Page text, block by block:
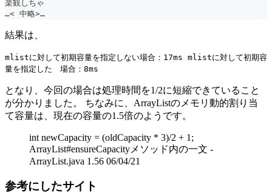
楽観しちゃ
…< 中略>…
結果は、
mlistに対して初期容量を指定しない場合：17ms mlistに対して初期容
量を指定した 場合：8ms
となり、今回の場合は処理時間を1/2に短縮できていること
が分かりました。 ちなみに、ArrayListのメモリ動的割り当
て容量は、現在の容量の1.5倍のようです。
int newCapacity = (oldCapacity * 3)/2 + 1;
ArrayList#ensureCapacityメソッド内の一文 -
ArrayList.java 1.56 06/04/21
参考にしたサイト